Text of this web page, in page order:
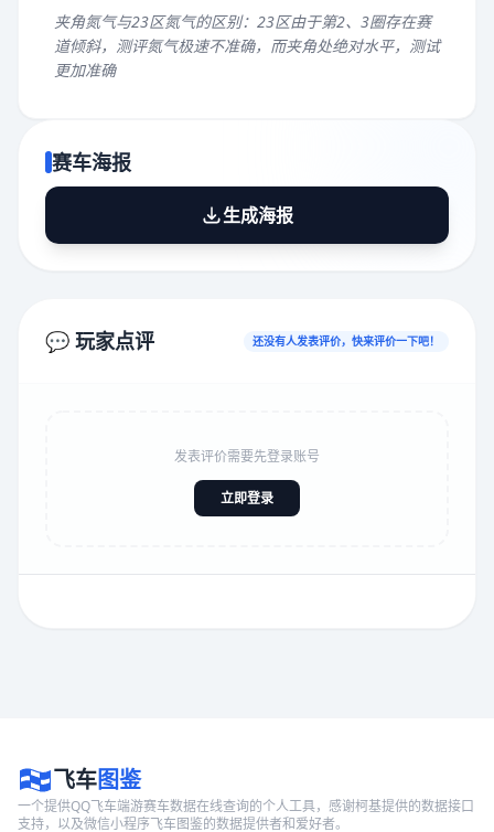
夹角氮气与23区氮气的区别：23区由于第2、3圈存在赛
道倾斜，测评氮气极速不准确，而夹角处绝对水平，测试
更加准确
赛车海报
生成海报
💬 玩家点评 还没有人发表评价，快来评价一下吧！
发表评价需要先登录账号
立即登录
飞车图鉴
一个提供QQ飞车端游赛车数据在线查询的个人工具，感谢柯基提供的数据接口
支持，以及微信小程序飞车图鉴的数据提供者和爱好者。